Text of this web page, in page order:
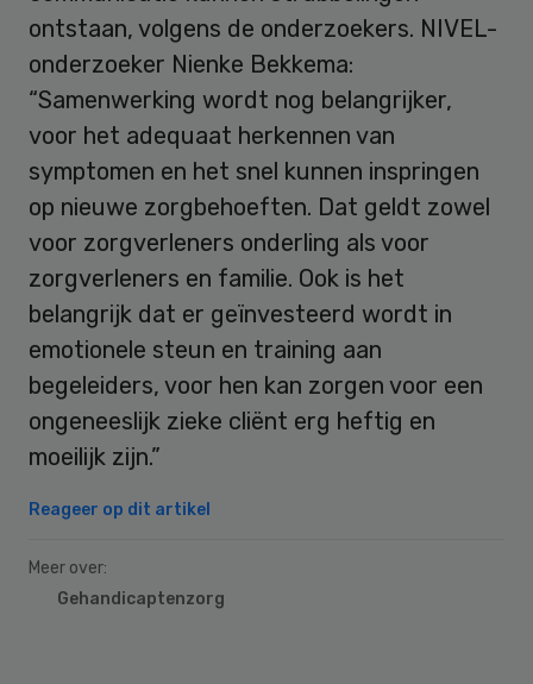
ontstaan, volgens de onderzoekers. NIVEL-
onderzoeker Nienke Bekkema:
“Samenwerking wordt nog belangrijker,
voor het adequaat herkennen van
symptomen en het snel kunnen inspringen
op nieuwe zorgbehoeften. Dat geldt zowel
voor zorgverleners onderling als voor
zorgverleners en familie. Ook is het
belangrijk dat er geïnvesteerd wordt in
emotionele steun en training aan
begeleiders, voor hen kan zorgen voor een
ongeneeslijk zieke cliënt erg heftig en
moeilijk zijn.”
Reageer op dit artikel
Meer over:
Gehandicaptenzorg